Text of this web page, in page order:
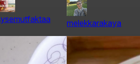
melekkarakaya